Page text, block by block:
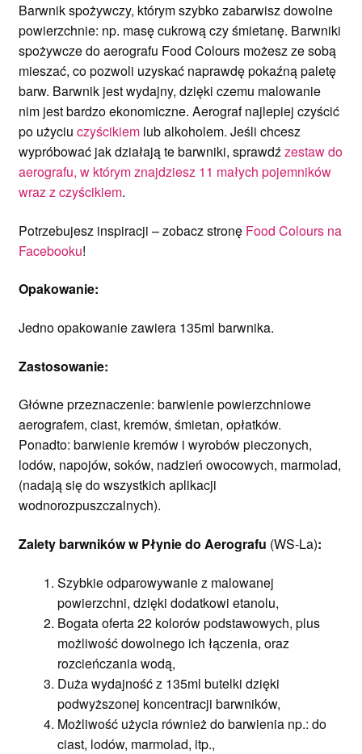
Barwnik spożywczy, którym szybko zabarwisz dowolne
powierzchnie: np. masę cukrową czy śmietanę. Barwniki
spożywcze do aerografu Food Colours możesz ze sobą
mieszać, co pozwoli uzyskać naprawdę pokaźną paletę
barw. Barwnik jest wydajny, dzięki czemu malowanie
nim jest bardzo ekonomiczne. Aerograf najlepiej czyścić
po użyciu czyścikiemlub alkoholem. Jeśli chcesz
wypróbować jak działają te barwniki, sprawdźzestaw do
aerografu, w którym znajdziesz 11 małych pojemników
wraz z czyścikiem.
Potrzebujesz inspiracji – zobacz stronęFood Colours na
Facebooku!
Opakowanie:
Jedno opakowanie zawiera 135ml barwnika.
Zastosowanie:
Główne przeznaczenie: barwienie powierzchniowe
aerografem, ciast, kremów, śmietan, opłatków.
Ponadto: barwienie kremów i wyrobów pieczonych,
lodów, napojów, soków, nadzień owocowych, marmolad,
(nadają się do wszystkich aplikacji
wodnorozpuszczalnych).
Zalety barwników w Płynie do Aerografu (WS-La):
Szybkie odparowywanie z malowanej
powierzchni, dzięki dodatkowi etanolu,
Bogata oferta 22 kolorów podstawowych, plus
możliwość dowolnego ich łączenia, oraz
rozcieńczania wodą,
Duża wydajność z 135ml butelki dzięki
podwyższonej koncentracji barwników,
Możliwość użycia również do barwienia np.: do
ciast, lodów, marmolad, itp.,